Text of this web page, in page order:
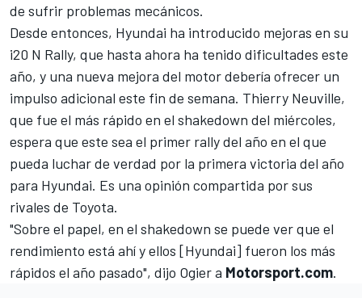
de sufrir problemas mecánicos.
Desde entonces, Hyundai ha introducido mejoras en su
i20 N Rally, que hasta ahora ha tenido dificultades este
año, y una nueva mejora del motor debería ofrecer un
impulso adicional este fin de semana. Thierry Neuville,
que fue el más rápido en el shakedown del miércoles,
espera que este sea el primer rally del año en el que
pueda luchar de verdad por la primera victoria del año
para Hyundai. Es una opinión compartida por sus
rivales de Toyota.
"Sobre el papel, en el shakedown se puede ver que el
rendimiento está ahí y ellos [Hyundai] fueron los más
rápidos el año pasado", dijo Ogier a Motorsport.com.